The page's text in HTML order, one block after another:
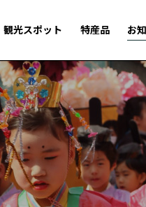
観光スポット 特産品 お